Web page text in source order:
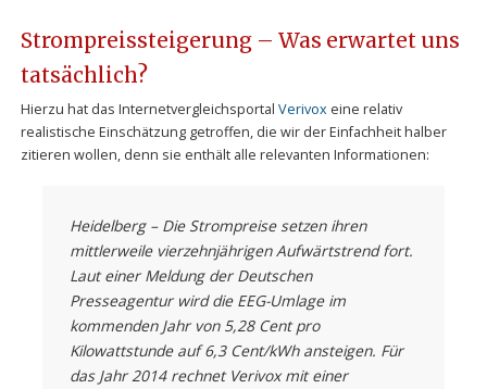
Strompreissteigerung – Was erwartet uns
tatsächlich?
Hierzu hat das Internetvergleichsportal Verivox eine relativ
realistische Einschätzung getroffen, die wir der Einfachheit halber
zitieren wollen, denn sie enthält alle relevanten Informationen:
Heidelberg – Die Strompreise setzen ihren
mittlerweile vierzehnjährigen Aufwärtstrend fort.
Laut einer Meldung der Deutschen
Presseagentur wird die EEG-Umlage im
kommenden Jahr von 5,28 Cent pro
Kilowattstunde auf 6,3 Cent/kWh ansteigen. Für
das Jahr 2014 rechnet Verivox mit einer